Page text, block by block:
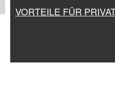
VORTEILE FÜR